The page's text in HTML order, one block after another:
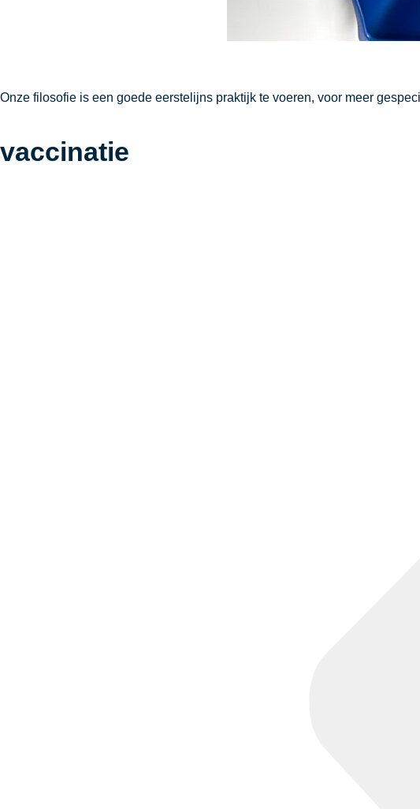
Onze filosofie is een goede eerstelijns praktijk te voeren, voor meer
vaccinatie